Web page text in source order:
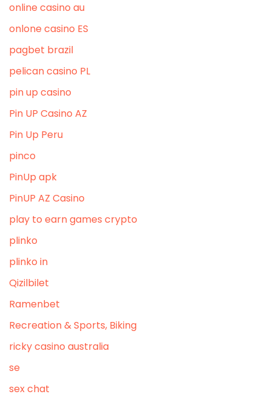
online casino au
onlone casino ES
pagbet brazil
pelican casino PL
pin up casino
Pin UP Casino AZ
Pin Up Peru
pinco
PinUp apk
PinUP AZ Casino
play to earn games crypto
plinko
plinko in
Qizilbilet
Ramenbet
Recreation & Sports, Biking
ricky casino australia
se
sex chat